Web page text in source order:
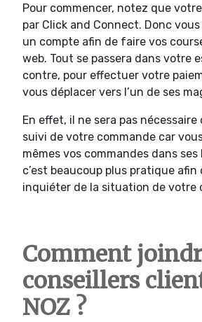
Pour commencer, notez que
par Click and Connect. Donc
un compte afin de faire vos
web. Tout se passera dans votre
contre, pour effectuer votre
vous déplacer vers l’un de ses
En effet, il ne sera pas nécessaire
suivi de votre commande car
mêmes vos commandes dans ses
c’est beaucoup plus pratique afin
inquiéter de la situation de votre
Comment
conseillers
NOZ ?